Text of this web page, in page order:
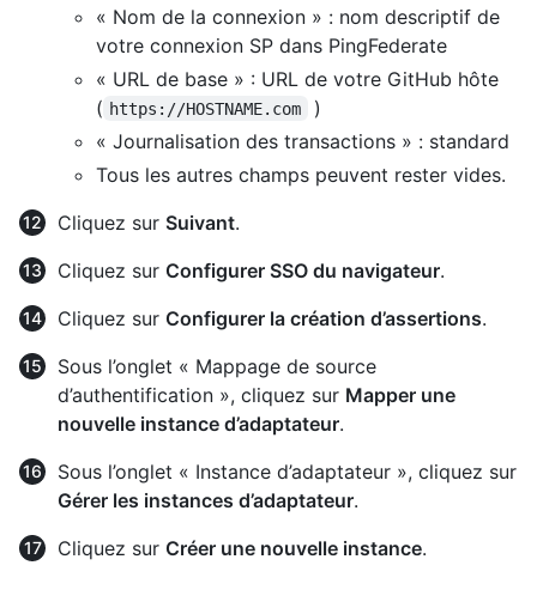
« Nom de la connexion » : nom descriptif de
votre connexion SP dans PingFederate
« URL de base » : URL de votre GitHub hôte
( https://HOSTNAME.com
)
« Journalisation des transactions » : standard
Tous les autres champs peuvent rester vides.
Cliquez sur Suivant.
Cliquez sur Configurer SSO du navigateur.
Cliquez sur Configurer la création d’assertions.
Sous l’onglet « Mappage de source
d’authentification », cliquez sur Mapper une
nouvelle instance d’adaptateur.
Sous l’onglet « Instance d’adaptateur », cliquez sur
Gérer les instances d’adaptateur.
Cliquez sur Créer une nouvelle instance.